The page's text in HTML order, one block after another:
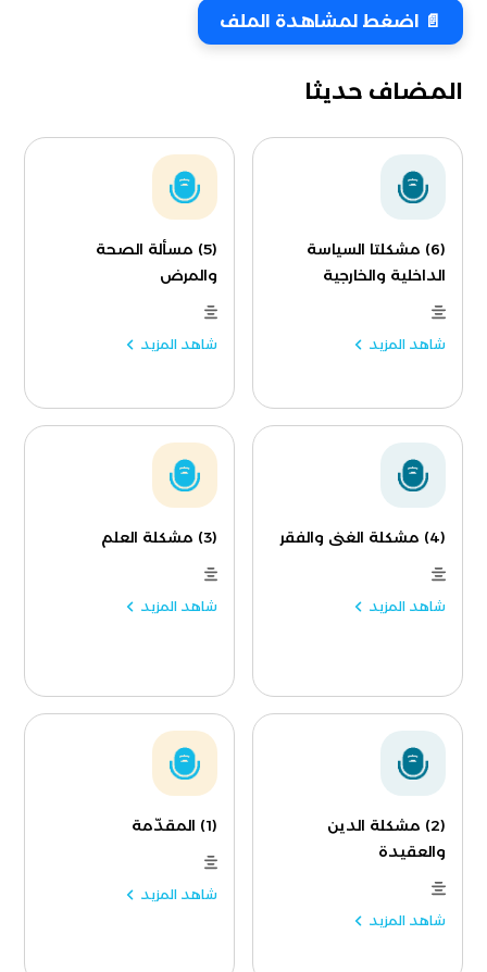
📄 اضغط لمشاهدة الملف
المضاف حديثا
(6) مشكلتا السياسة
الداخلية والخارجية
شاهد المزيد
(5) مسألة الصحة
والمرض
شاهد المزيد
(4) مشكلة الغنى والفقر
شاهد المزيد
(3) مشكلة العلم
شاهد المزيد
(2) مشكلة الدين
والعقيدة
شاهد المزيد
(1) المقدّمة
شاهد المزيد